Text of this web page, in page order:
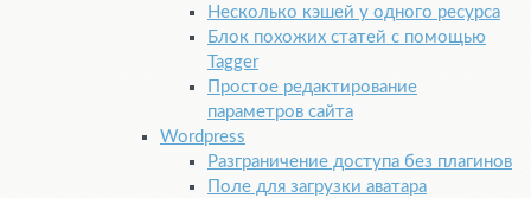
Несколько кэшей у одного ресурса
Блок похожих статей с помощью
Tagger
Простое редактирование
параметров сайта
Word­press
Разграничение доступа без плагинов
Поле для загрузки аватара